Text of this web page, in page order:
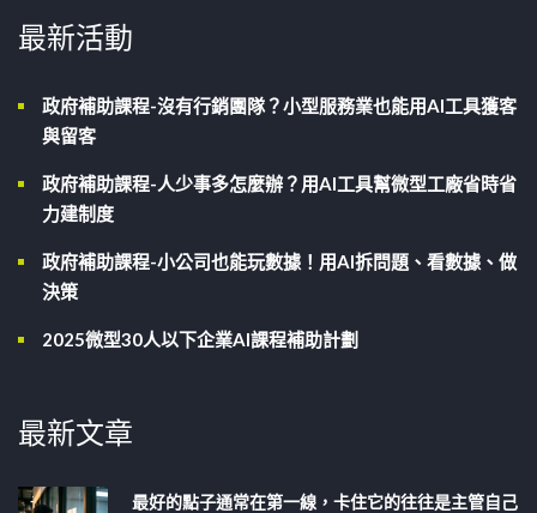
最新活動
政府補助課程-沒有行銷團隊？小型服務業也能用AI工具獲客
與留客
政府補助課程-人少事多怎麼辦？用AI工具幫微型工廠省時省
力建制度
政府補助課程-小公司也能玩數據！用AI拆問題、看數據、做
決策
2025微型30人以下企業AI課程補助計劃
最新文章
最好的點子通常在第一線，卡住它的往往是主管自己